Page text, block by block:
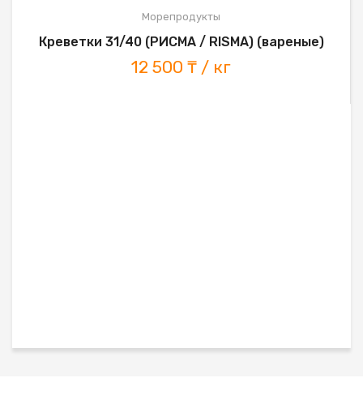
Морепродукты
Креветки 31/40 (РИСМА / RISMA) (вареные)
12 500 ₸ / кг